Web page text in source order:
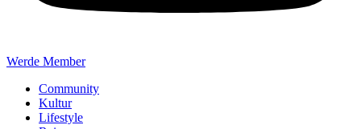
Werde Member
Community
Kultur
Lifestyle